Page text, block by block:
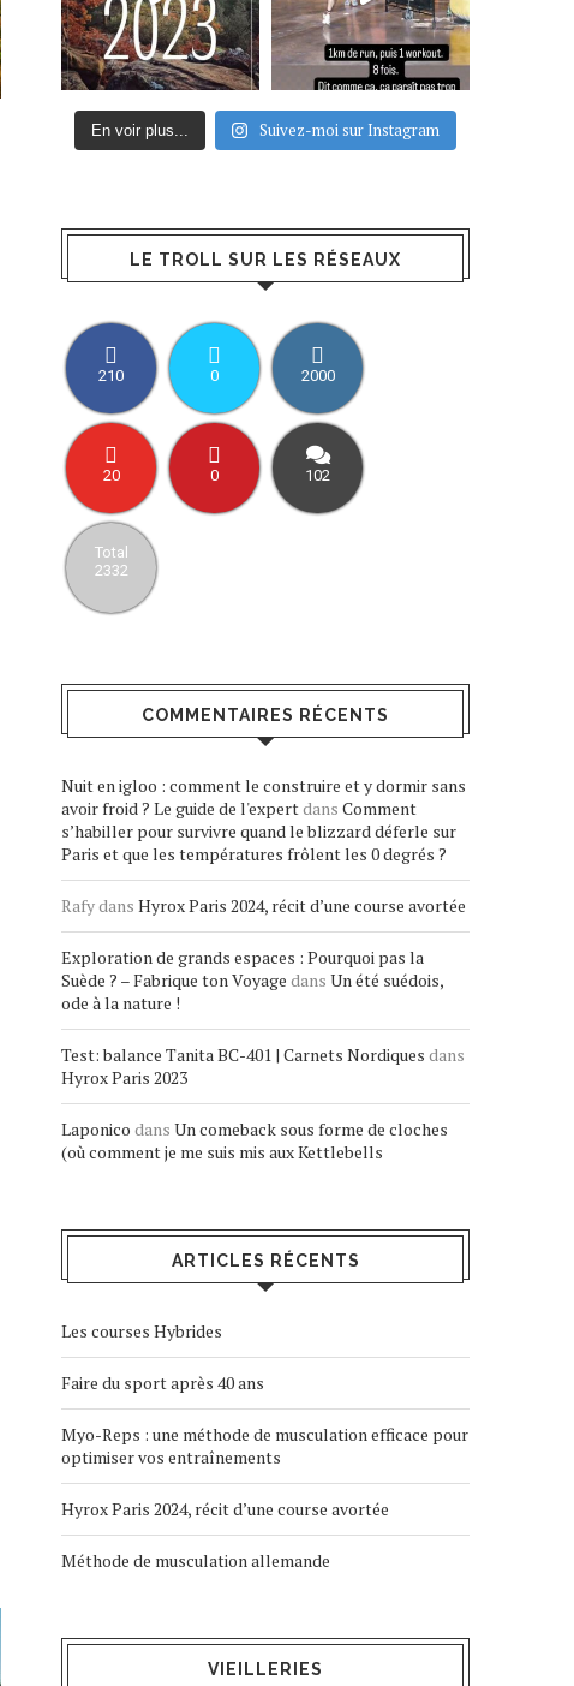
En voir plus... Suivez-moi sur Instagram
LE TROLL SUR LES RÉSEAUX
210 0 2000
20 0 102
Total
2332
COMMENTAIRES RÉCENTS
Nuit en igloo : comment le construire et y dormir sans
avoir froid ? Le guide de l'expertdans Comment
s’habiller pour survivre quand le blizzard déferle sur
Paris et que les températures frôlent les 0 degrés ?
Rafydans Hyrox Paris 2024, récit d’une course avortée
Exploration de grands espaces : Pourquoi pas la
Suède ? – Fabrique ton Voyage dans Un été suédois,
ode à la nature !
Test: balance Tanita BC-401 | Carnets Nordiques dans
Hyrox Paris 2023
Laponico dans Un comeback sous forme de cloches
(où comment je me suis mis aux Kettlebells
ARTICLES RÉCENTS
Les courses Hybrides
Faire du sport après 40 ans
Myo-Reps : une méthode de musculation efficace pour
optimiser vos entraînements
Hyrox Paris 2024, récit d’une course avortée
Méthode de musculation allemande
VIEILLERIES